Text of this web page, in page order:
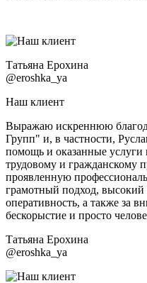
Татьяна Ерохина
@eroshka_ya
Наш клиент
Выражаю искреннюю
Групп" и, в частности,
помощь и оказанные
трудовому и гражданскому
проявленную
грамотный подход, высокий
оперативность, а также за
бескорыстие и просто
Татьяна Ерохина
@eroshka_ya